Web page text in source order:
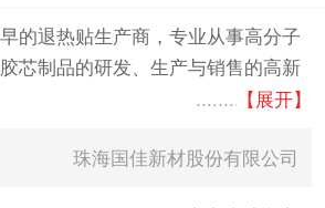
的退热贴生产商，专业从事高分子
芯制品的研发、生产与销售的高新
【展开】
珠海国佳新材股份有限公司